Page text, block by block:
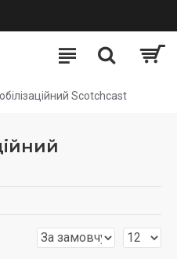
Scotchcast